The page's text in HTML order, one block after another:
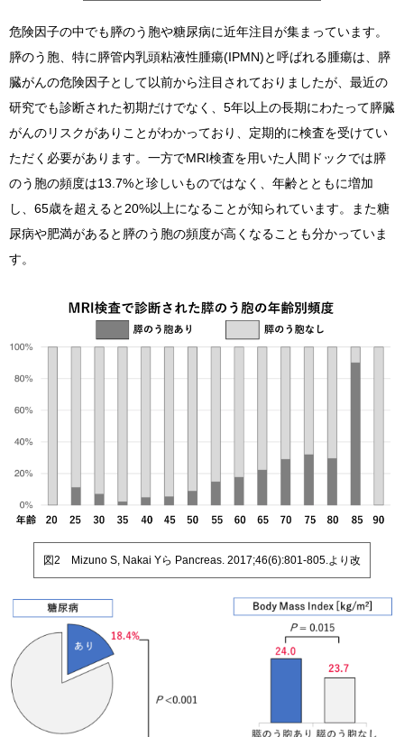
危険因子の中でも膵のう胞や糖尿病に近年注目が集まっています。
膵のう胞、特に膵管内乳頭粘液性腫瘍(IPMN)と呼ばれる腫瘍は、膵
臓がんの危険因子として以前から注目されておりましたが、最近の
研究でも診断された初期だけでなく、5年以上の長期にわたって膵臓
がんのリスクがありことがわかっており、定期的に検査を受けてい
ただく必要があります。一方でMRI検査を用いた人間ドックでは膵
のう胞の頻度は13.7%と珍しいものではなく、年齢とともに増加
し、65歳を超えると20%以上になることが知られています。また糖
尿病や肥満があると膵のう胞の頻度が高くなることも分かっていま
す。
図2 Mizuno S, Nakai Yら Pancreas. 2017;46(6):801-805.より改